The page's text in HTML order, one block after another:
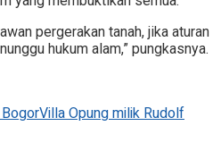
pergerakan tanah, jika aturan
hukum alam,” pungkasnya.
Villa Opung milik Rudolf